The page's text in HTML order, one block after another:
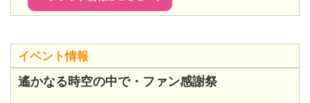
イベント情報
遙かなる時空の中で・ファン感謝祭